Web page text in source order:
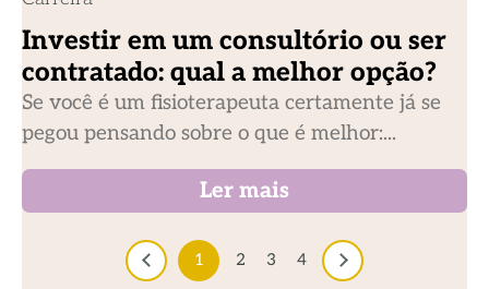
Investir em um consultório ou ser
contratado: qual a melhor opção?
Se você é um fisioterapeuta certamente já se
pegou pensando sobre o que é melhor:...
Ler mais
1 2 3 4